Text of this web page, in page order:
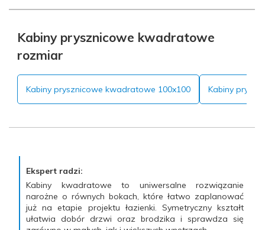
Kabiny prysznicowe kwadratowe
rozmiar
Kabiny prysznicowe kwadratowe 100x100 Kabiny
Ekspert radzi:
Kabiny kwadratowe to uniwersalne rozwiązanie
narożne o równych bokach, które łatwo zaplanować
już na etapie projektu łazienki. Symetryczny kształt
ułatwia dobór drzwi oraz brodzika i sprawdza się